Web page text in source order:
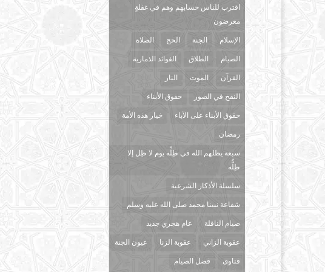
اقترب للناس حسابهم وهم في غفلةٍ
معرضون
الإسلام الجنة الحج الصلاة
الصيام الطلاق الفوائد الذمارية
القرآن الموت النار
النفخ في الصور حقوق الأبناء
حقوق الأبناء على الآباء خيار هذه الأمة
رمضان
سبعة يظلهم الله في ظِلِّه يوم لا ظِل إلا
ظِلُّه
سلسلة الأذكار الشرعية
شفاعة نبينا محمد صلى الله عليه وسلم
صيام النافلة عام هجري جديد
عقوبة الزاني عقوبة الزنا عيون الجنة
فتاوى فضل الصيام